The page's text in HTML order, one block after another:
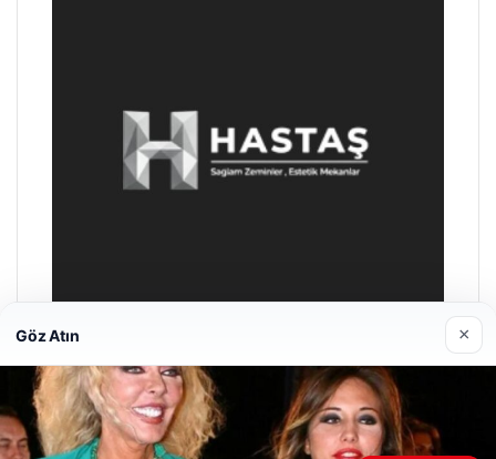
Prenses Night Club
29/04/2026
Göz Atın ×